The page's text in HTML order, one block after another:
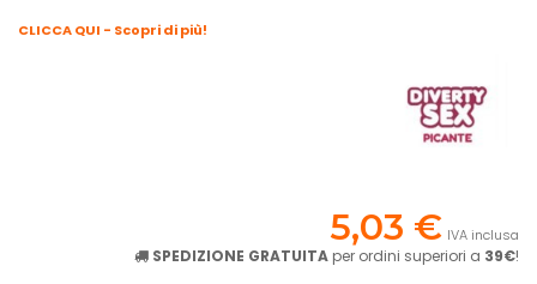
CLICCA QUI - Scopri di più!
5,03 € IVA inclusa
SPEDIZIONE GRATUITA per ordini superiori a 39€!